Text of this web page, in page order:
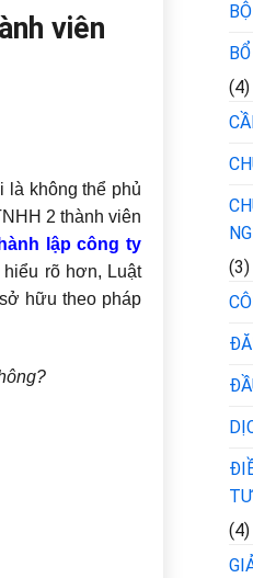
viên
là không thể phủ
2 thành viên
lập công ty
rõ hơn, Luật
hữu theo pháp
(4)
(3)
TƯ
(4)